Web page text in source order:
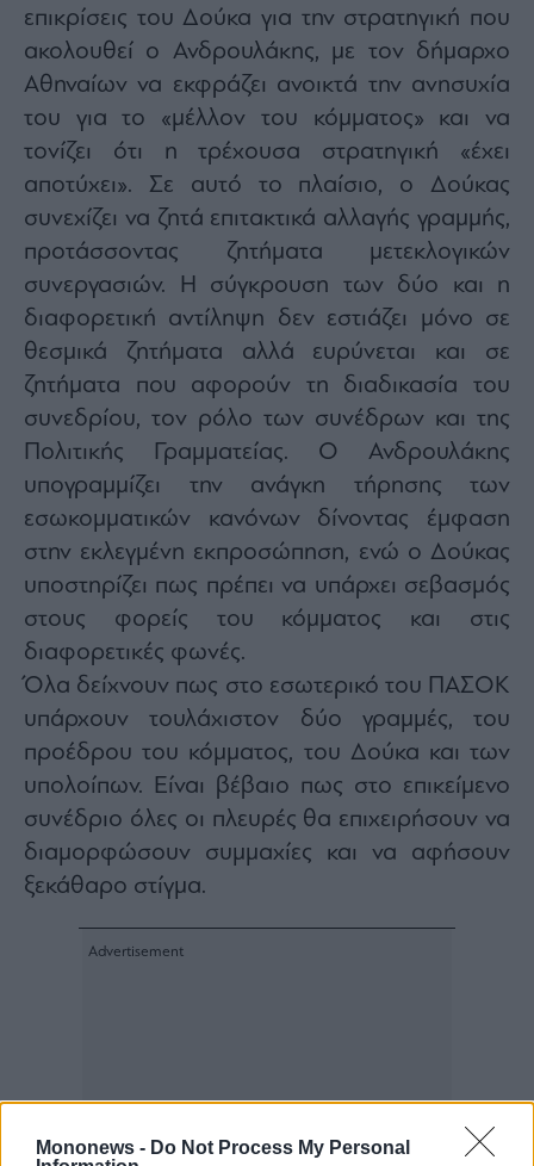
Mononews - Do Not Process My Personal
επικρίσεις του Δούκα για την στρατηγική που
ακολουθεί ο Ανδρουλάκης, με τον δήμαρχο
Αθηναίων να εκφράζει ανοικτά την ανησυχία
του για το «μέλλον του κόμματος» και να
τονίζει ότι η τρέχουσα στρατηγική «έχει
αποτύχει». Σε αυτό το πλαίσιο, ο Δούκας
συνεχίζει να ζητά επιτακτικά αλλαγής γραμμής,
προτάσσοντας ζητήματα μετεκλογικών
συνεργασιών. Η σύγκρουση των δύο και η
διαφορετική αντίληψη δεν εστιάζει μόνο σε
θεσμικά ζητήματα αλλά ευρύνεται και σε
ζητήματα που αφορούν τη διαδικασία του
συνεδρίου, τον ρόλο των συνέδρων και της
Πολιτικής Γραμματείας. Ο Ανδρουλάκης
υπογραμμίζει την ανάγκη τήρησης των
εσωκομματικών κανόνων δίνοντας έμφαση
στην εκλεγμένη εκπροσώπηση, ενώ ο Δούκας
υποστηρίζει πως πρέπει να υπάρχει σεβασμός
στους φορείς του κόμματος και στις
διαφορετικές φωνές.
Όλα δείχνουν πως στο εσωτερικό του ΠΑΣΟΚ
υπάρχουν τουλάχιστον δύο γραμμές, του
προέδρου του κόμματος, του Δούκα και των
υπολοίπων. Είναι βέβαιο πως στο επικείμενο
συνέδριο όλες οι πλευρές θα επιχειρήσουν να
διαμορφώσουν συμμαχίες και να αφήσουν
ξεκάθαρο στίγμα.